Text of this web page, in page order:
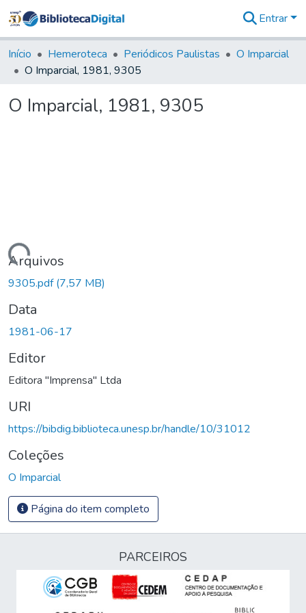
&
Coleções
Tudo na
Digital
Entrar
Início Hemeroteca Periódicos Paulistas
O Imparcial
O Imparcial, 1981, 9305
O Imparcial, 1981, 9305
Carregando...
Arquivos
9305.pdf(7,57 MB)
Data
1981-06-17
Editor
Editora "Imprensa" Ltda
URI
https://bibdig.biblioteca.unesp.br/handle/10/31012
Coleções
O Imparcial
Página do item completo
PARCEIROS